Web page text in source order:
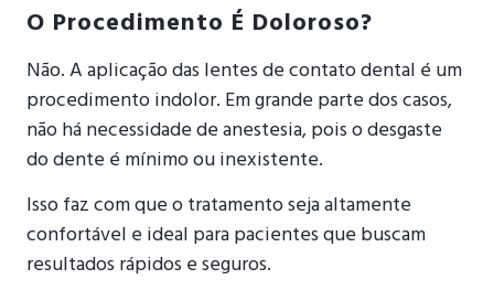
O Procedimento É Doloroso?
Não. A aplicação das lentes de contato dental é um
procedimento indolor. Em grande parte dos casos,
não há necessidade de anestesia, pois o desgaste
do dente é mínimo ou inexistente.
Isso faz com que o tratamento seja altamente
confortável e ideal para pacientes que buscam
resultados rápidos e seguros.